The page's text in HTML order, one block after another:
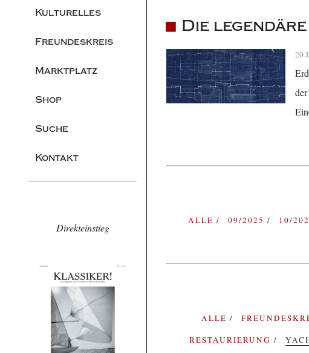
Kulturelles
Freundeskreis
Marktplatz
Shop
Suche
Kontakt
Direkteinstieg
Die legendäre
20
ALLE 09/2025 10/
ALLE
RESTAURIERUNG